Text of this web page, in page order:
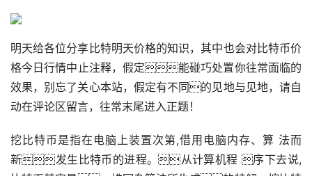
明天给各位分享比特明天价格的知识，其中也会对比特币价
格今日行情中止注释，假定能碰巧处置你往常面临的
效果，别忘了关心本站，假定有不同的见地与见地，请自
动在评论区留言，往常末尾进入正题！
挖比特币是指在电脑上装置次第,借用电脑内存、算 法而
新发生比特币的进程。从计算机程 序下去说,